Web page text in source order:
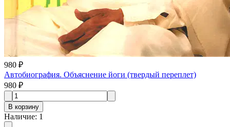
980 ₽
Автобиография. Объяснение йоги (твердый переплет)
980 ₽
В корзину
Наличие: 1